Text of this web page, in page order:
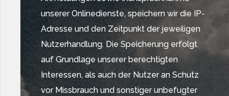
unserer Onlinedienste, speichern wir die IP-
Adresse und den Zeitpunkt der jeweiligen
Nutzerhandlung. Die Speicherung erfolgt
auf Grundlage unserer berechtigten
Interessen, als auch der Nutzer an Schutz
vor Missbrauch und sonstiger unbefugter